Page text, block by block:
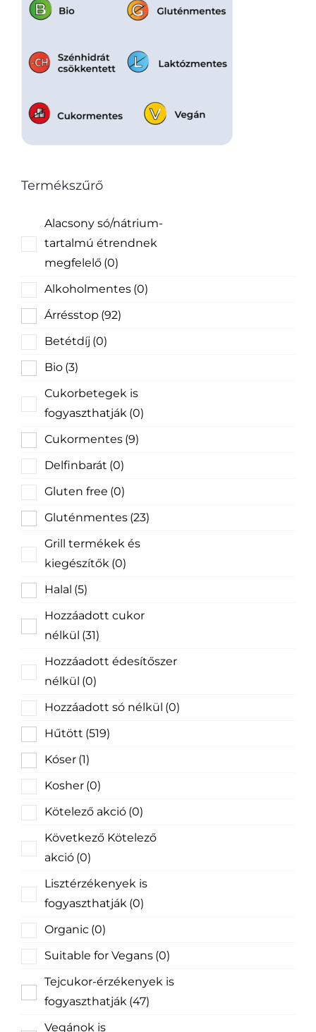
Termékszűrő
Alacsony só/nátrium-
tartalmú étrendnek
megfelelő (0)
Alkoholmentes (0)
Árrésstop (92)
Betétdíj (0)
Bio (3)
Cukorbetegek is
fogyaszthatják (0)
Cukormentes (9)
Delfinbarát (0)
Gluten free (0)
Gluténmentes (23)
Grill termékek és
kiegészítők (0)
Halal (5)
Hozzáadott cukor
nélkül (31)
Hozzáadott édesítőszer
nélkül (0)
Hozzáadott só nélkül (0)
Hűtött (519)
Kóser (1)
Kosher (0)
Kötelező akció (0)
Következő Kötelező
akció (0)
Lisztérzékenyek is
fogyaszthatják (0)
Organic (0)
Suitable for Vegans (0)
Tejcukor-érzékenyek is
fogyaszthatják (47)
Vegánok is